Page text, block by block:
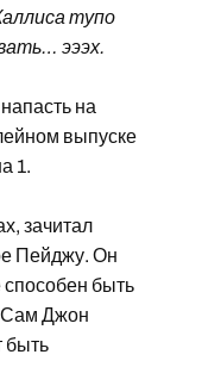
тупо
эээх.
на
выпуске
1.
зачитал
Пейджу. Он
способен быть
Сам Джон
быть